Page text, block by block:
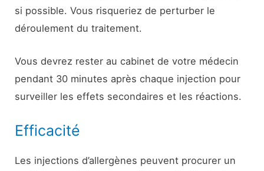
si possible. Vous risqueriez de perturber le
déroulement du traitement.
Vous devrez rester au cabinet de votre médecin
pendant 30 minutes après chaque injection pour
surveiller les effets secondaires et les réactions.
Efficacité
Les injections d’allergènes peuvent procurer un